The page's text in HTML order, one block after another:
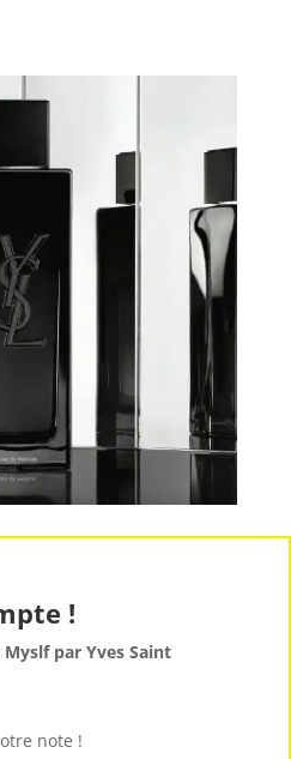
!
par Yves Saint
note !